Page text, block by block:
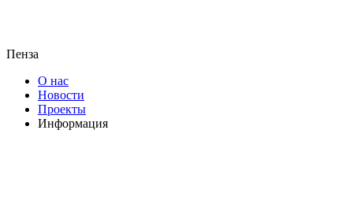
Пенза
О нас
Новости
Проекты
Информация